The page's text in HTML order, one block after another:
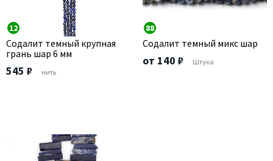
12
Содалит темный крупная
грань шар 6 мм
545 ₽ нить
88
Содалит темный микс шар
от 140 ₽ Штука